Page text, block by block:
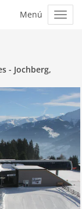
- Jochberg,